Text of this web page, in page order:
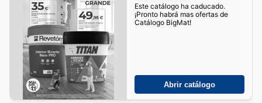
Este catálogo ha caducado.
¡Pronto habrá mas ofertas de
Catálogo BigMat!
Abrir catálogo